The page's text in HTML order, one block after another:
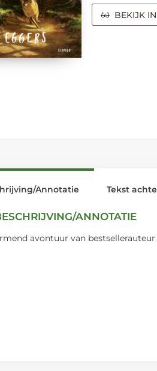
BEKIJK
Annotatie
ANNOTATIE
avontuur van
Tekst